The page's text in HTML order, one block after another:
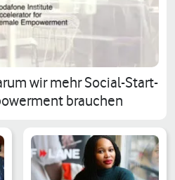
wir mehr Social-Start-
brauchen